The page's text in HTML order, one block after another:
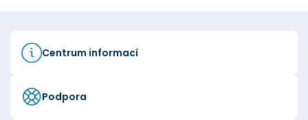
Centrum informací
Podpora